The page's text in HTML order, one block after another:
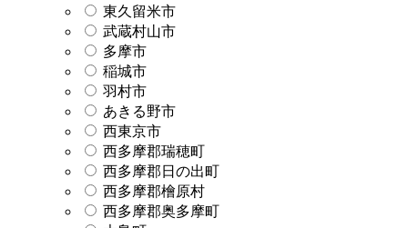
東久留米市
武蔵村山市
多摩市
稲城市
羽村市
あきる野市
西東京市
西多摩郡瑞穂町
西多摩郡日の出町
西多摩郡檜原村
西多摩郡奥多摩町